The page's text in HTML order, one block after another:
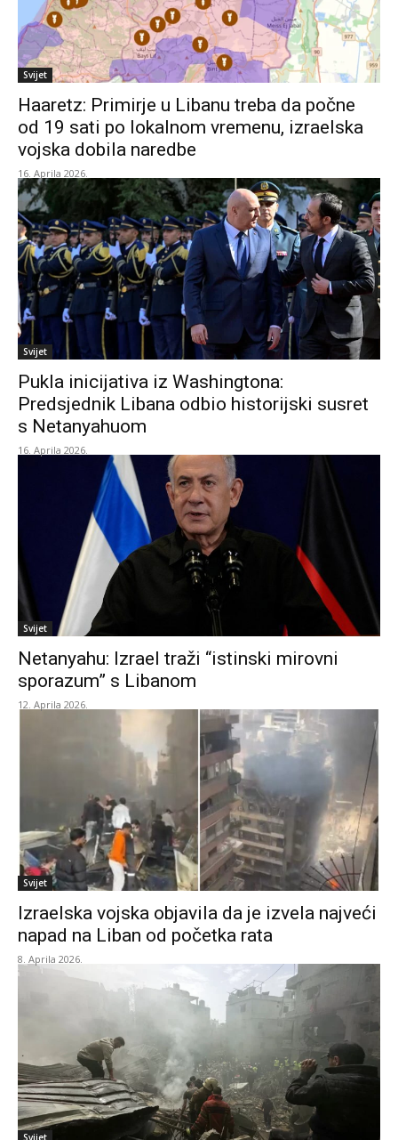
Svijet
Haaretz: Primirje u Libanu treba da počne
od 19 sati po lokalnom vremenu, izraelska
vojska dobila naredbe
16. Aprila 2026.
Svijet
Pukla inicijativa iz Washingtona:
Predsjednik Libana odbio historijski susret
s Netanyahuom
16. Aprila 2026.
Svijet
Netanyahu: Izrael traži “istinski mirovni
sporazum” s Libanom
12. Aprila 2026.
Svijet
Izraelska vojska objavila da je izvela najveći
napad na Liban od početka rata
8. Aprila 2026.
Svijet